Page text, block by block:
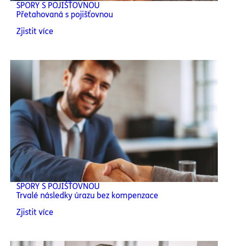
SPORY S POJIŠŤOVNOU
Přetahovaná s pojišťovnou
Zjistit více
SPORY S POJIŠŤOVNOU
Trvalé následky úrazu bez kompenzace
Zjistit více